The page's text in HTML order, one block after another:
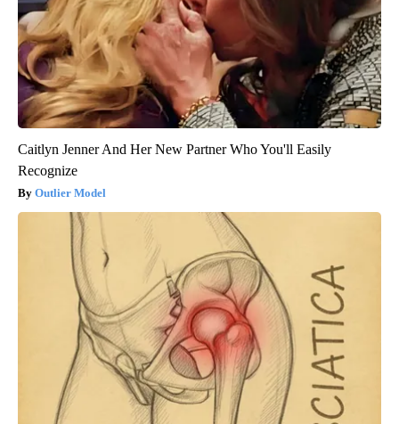
Caitlyn Jenner And Her New Partner Who You'll Easily
Recognize
Outlier Model